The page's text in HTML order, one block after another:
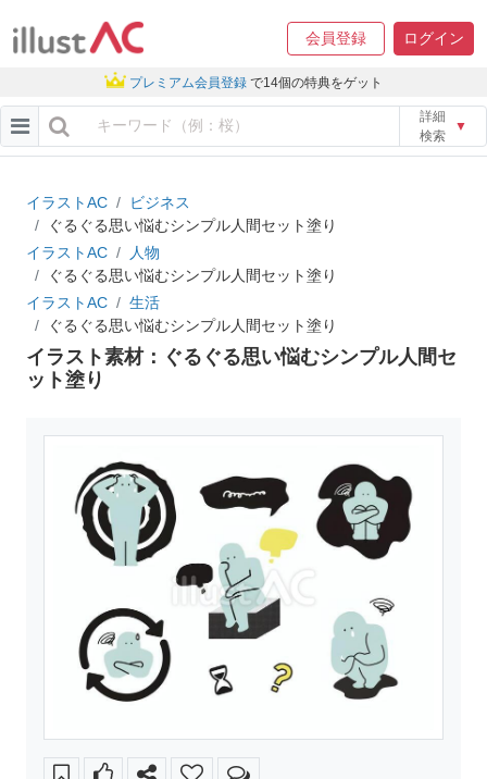
会員登録 ログイン
プレミアム会員登録 で14個の特典をゲット
詳細
検索
▼
イラストAC
ビジネス
ぐるぐる思い悩むシンプル人間セット塗り
イラストAC
人物
ぐるぐる思い悩むシンプル人間セット塗り
イラストAC
生活
ぐるぐる思い悩むシンプル人間セット塗り
イラスト素材：ぐるぐる思い悩むシンプル人間セ
ット塗り